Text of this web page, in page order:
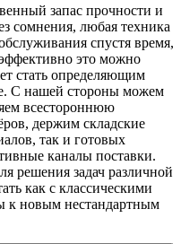
запас прочности и
сомнения, любая техника
спустя время,
это можно
стать определяющим
С нашей стороны можем
всестороннюю
держим складские
так и готовых
каналы поставки.
решения задач различной
как с классическими
к новым нестандартным